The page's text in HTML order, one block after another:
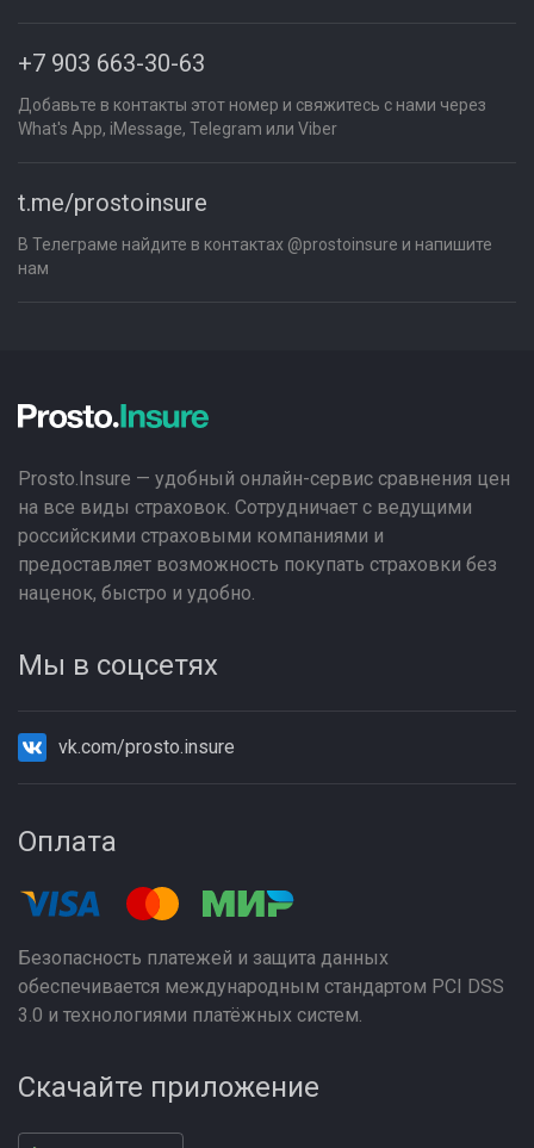
+7 903 663-30-63
Добавьте в контакты этот номер и свяжитесь с нами через
What's App, iMessage, Telegram или Viber
t.me/prostoinsure
В Телеграме найдите в контактах @prostoinsure и напишите
нам
Prosto.Insure — удобный онлайн-сервис сравнения цен
на все виды страховок. Сотрудничает с ведущими
российскими страховыми компаниями и
предоставляет возможность покупать страховки без
наценок, быстро и удобно.
Мы в соцсетях
vk.com/prosto.insure
Оплата
Безопасность платежей и защита данных
обеспечивается международным стандартом PCI DSS
3.0 и технологиями платёжных систем.
Скачайте приложение